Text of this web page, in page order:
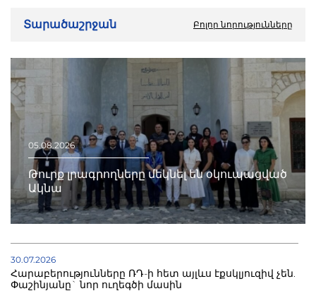
Տարածաշրջան Բոլոր նորությունները
05.08.2026
Թուրք լրագրողները մեկնել են օկուպացված
Ակնա
30.07.2026
Հարաբերությունները ՌԴ-ի հետ այլևս էքսկլյուզիվ չեն.
Փաշինյանը` նոր ուղեգծի մասին